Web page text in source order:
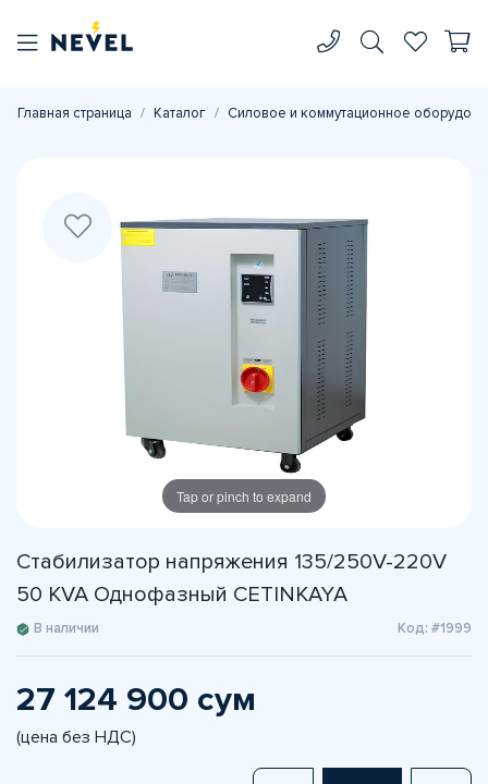
Главная страница Каталог Силовое и коммутационное
Tap or pinch to expand
Стабилизатор напряжения 135/250V-220V
50 KVA Однофазный CETINKAYA
В наличии Код: #1999
27 124 900 сум
(цена без НДС)